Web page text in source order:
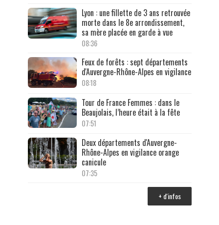
Lyon : une fillette de 3 ans retrouvée
morte dans le 8e arrondissement,
sa mère placée en garde à vue
08:36
Feux de forêts : sept départements
d'Auvergne-Rhône-Alpes en vigilance
08:18
Tour de France Femmes : dans le
Beaujolais, l’heure était à la fête
07:51
Deux départements d'Auvergne-
Rhône-Alpes en vigilance orange
canicule
07:35
+ d'infos